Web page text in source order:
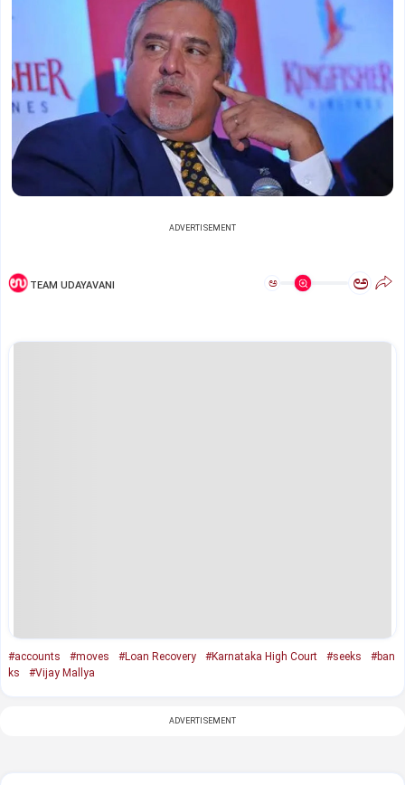
ADVERTISEMENT
TEAM UDAYAVANI ಅ ಅ
#accounts #moves #Loan Recovery #Karnataka High Court #seeks
#ban
ks
#Vijay Mallya
ADVERTISEMENT